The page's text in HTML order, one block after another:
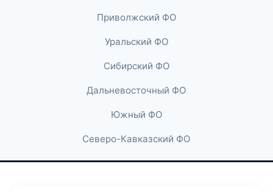
Приволжский ФО
Уральский ФО
Сибирский ФО
Дальневосточный ФО
Южный ФО
Северо-Кавказский ФО